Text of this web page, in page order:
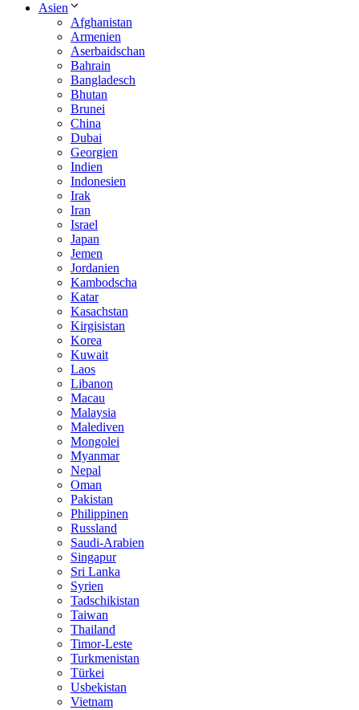
Asien
Afghanistan
Armenien
Aserbaidschan
Bahrain
Bangladesch
Bhutan
Brunei
China
Dubai
Georgien
Indien
Indonesien
Irak
Iran
Israel
Japan
Jemen
Jordanien
Kambodscha
Katar
Kasachstan
Kirgisistan
Korea
Kuwait
Laos
Libanon
Macau
Malaysia
Malediven
Mongolei
Myanmar
Nepal
Oman
Pakistan
Philippinen
Russland
Saudi-Arabien
Singapur
Sri Lanka
Syrien
Tadschikistan
Taiwan
Thailand
Timor-Leste
Turkmenistan
Türkei
Usbekistan
Vietnam